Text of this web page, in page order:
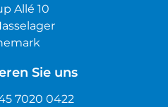
Allé 10
Sie uns
7020 0422